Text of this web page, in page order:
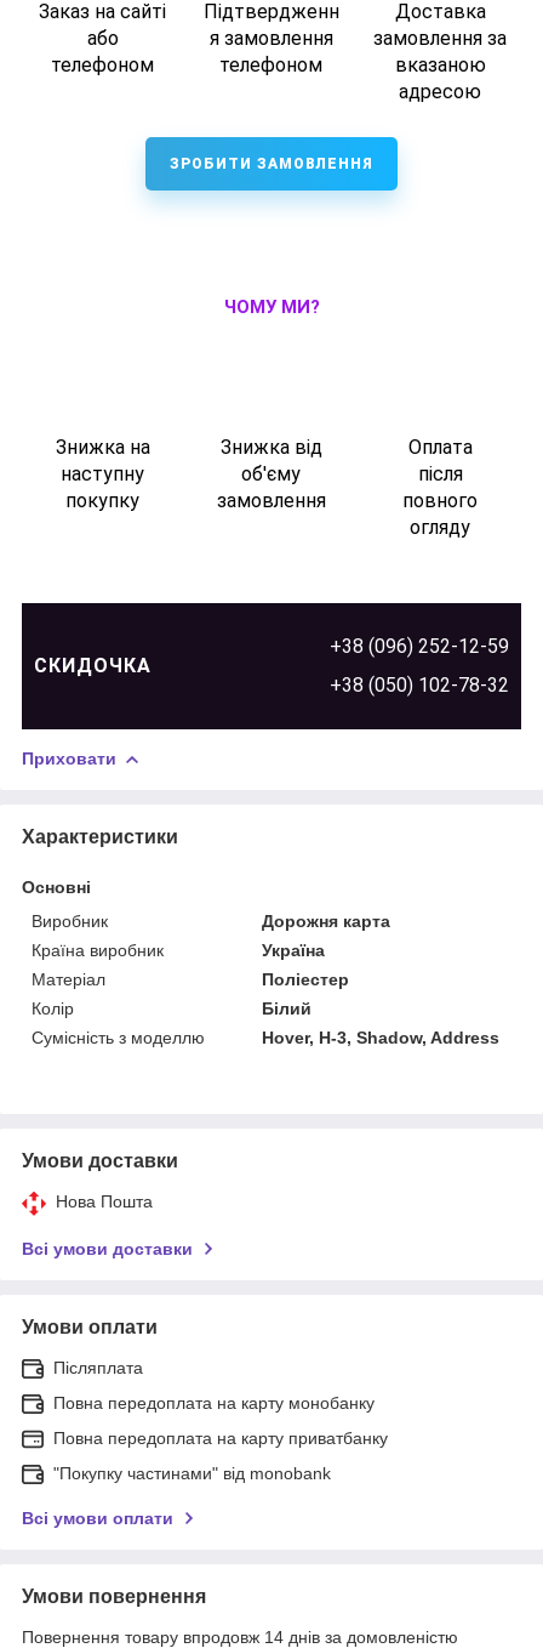
Заказ на сайті
або
телефоном
Підтвердженн
я замовлення
телефоном
Доставка
замовлення за
вказаною
адресою
ЗРОБИТИ ЗАМОВЛЕННЯ
ЧОМУ МИ?
Знижка на
наступну
покупку
Знижка від
об'єму
замовлення
Оплата
після
повного
огляду
СКИДОЧКА
+38 (096) 252-12-59
+38 (050) 102-78-32
Приховати
Характеристики
Основні
Виробник
Дорожня карта
Країна виробник
Україна
Матеріал
Поліестер
Колір
Білий
Сумісність з моделлю
Hover, H-3, Shadow, Address
Умови доставки
Нова Пошта
Всі умови доставки
Умови оплати
Післяплата
Повна передоплата на карту монобанку
Повна передоплата на карту приватбанку
"Покупку частинами" від monobank
Всі умови оплати
Умови повернення
Повернення товару впродовж 14 днів за домовленістю